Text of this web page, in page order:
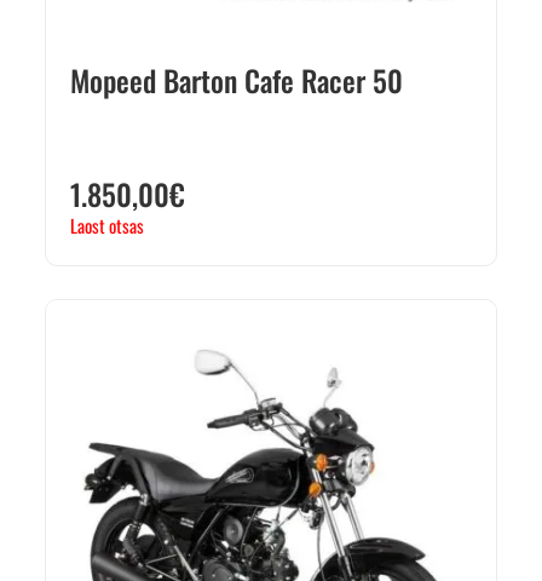
Mopeed Barton Cafe Racer 50
1.850,00€
Laost otsas